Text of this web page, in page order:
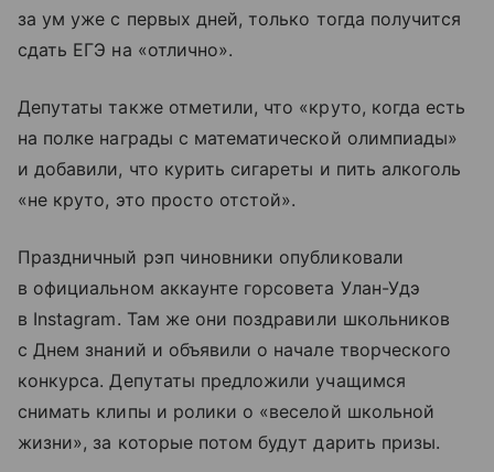
за ум уже с первых дней, только тогда получится
сдать ЕГЭ на «отлично».
Депутаты также отметили, что «круто, когда есть
на полке награды с математической олимпиады»
и добавили, что курить сигареты и пить алкоголь
«не круто, это просто отстой».
Праздничный рэп чиновники опубликовали
в официальном аккаунте горсовета Улан-Удэ
в Instagram. Там же они поздравили школьников
с Днем знаний и объявили о начале творческого
конкурса. Депутаты предложили учащимся
снимать клипы и ролики о «веселой школьной
жизни», за которые потом будут дарить призы.